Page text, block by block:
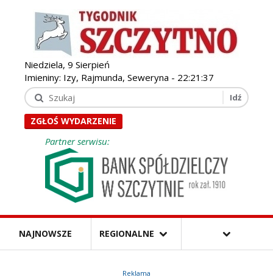
Niedziela, 9 Sierpień
Imieniny: Izy, Rajmunda, Seweryna - 22:21:38
ZGŁOŚ WYDARZENIE
Partner serwisu:
NAJNOWSZE REGIONALNE
Reklama